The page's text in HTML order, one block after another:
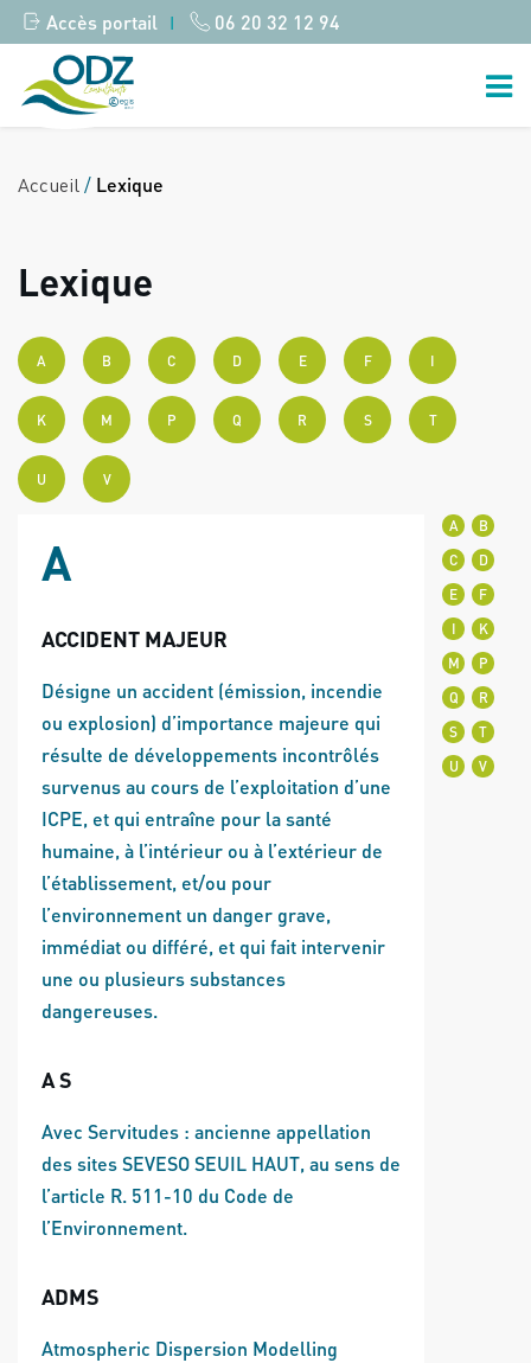
Accès portail | 06 20 32 12 94
Accueil / Lexique
Lexique
A B C D E F I
K M P Q R S T
U V
A
ACCIDENT MAJEUR
Désigne un accident (émission, incendie
ou explosion) d’importance majeure qui
résulte de développements incontrôlés
survenus au cours de l’exploitation d’une
ICPE, et qui entraîne pour la santé
humaine, à l’intérieur ou à l’extérieur de
l’établissement, et/ou pour
l’environnement un danger grave,
immédiat ou différé, et qui fait intervenir
une ou plusieurs substances
dangereuses.
A S
Avec Servitudes : ancienne appellation
des sites SEVESO SEUIL HAUT, au sens de
l’article R. 511-10 du Code de
l’Environnement.
ADMS
Atmospheric Dispersion Modelling
A
B
C
D
E
F
I
K
M
P
Q
R
S
T
U
V